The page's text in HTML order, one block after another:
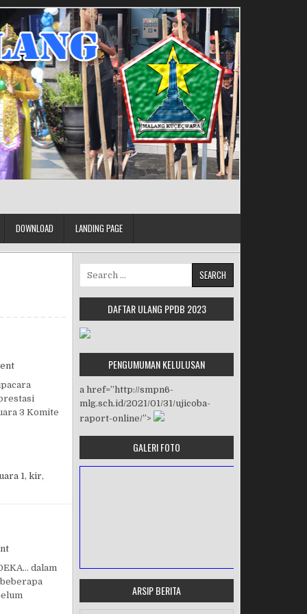
DOWNLOAD LANDING PAGE
on PRESTASI PESERTA DIDIK
3 Komite
1, kir,
on DIRGAHAYU INDONESIA KE 73
dalam
Search for:
DAFTAR ULANG PPDB 2023
PENGUMUMAN KELULUSAN
a href=”http://smpn6-
mlg.sch.id/2021/01/31/ujicoba-
raport-online/”>
GALERI FOTO
ARSIP BERITA